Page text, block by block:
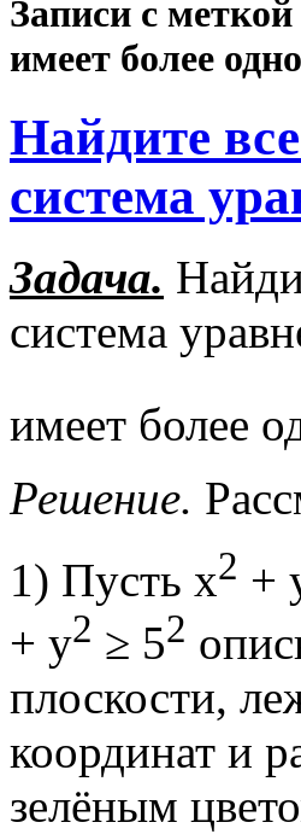
Записи с
имеет более
Найдите
система
Задача.
система
имеет более
Решение.
1) Пусть х2 +
+ у2 ≥ 52
плоскости,
координат и
зелёным